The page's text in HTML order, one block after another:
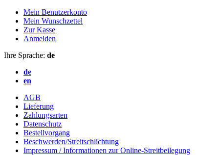
Mein Benutzerkonto
Mein Wunschzettel
Zur Kasse
Anmelden
Ihre Sprache: de
de
en
AGB
Lieferung
Zahlungsarten
Datenschutz
Bestellvorgang
Beschwerden/Streitschlichtung
Impressum / Informationen zur Online-Streitbeilegung